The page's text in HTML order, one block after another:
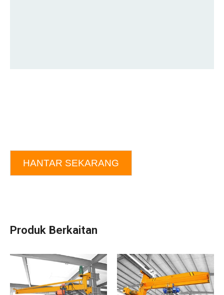
HANTAR SEKARANG
Produk Berkaitan